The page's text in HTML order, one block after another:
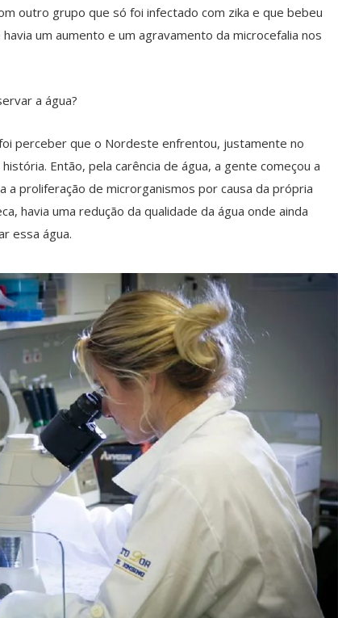
outro grupo que só foi infectado com zika e que bebeu
um aumento e um agravamento da microcefalia nos
a água?
perceber que o Nordeste enfrentou, justamente no
Então, pela carência de água, a gente começou a
a proliferação de microrganismos por causa da própria
havia uma redução da qualidade da água onde ainda
essa água.